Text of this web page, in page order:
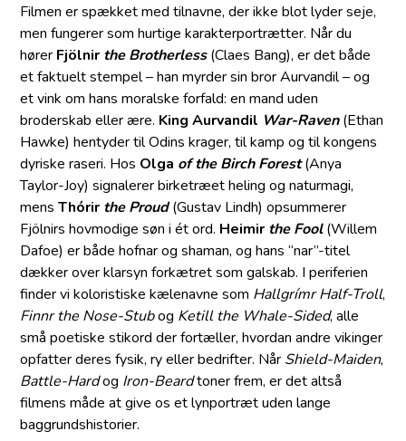
Filmen er spækket med tilnavne, der ikke blot lyder seje,
men fungerer som hurtige karakterportrætter. Når du
hører Fjölnir the Brotherless(Claes Bang), er det både
et faktuelt stempel – han myrder sin bror Aurvandil – og
et vink om hans moralske forfald: en mand uden
broderskab eller ære. King Aurvandil War-Raven(Ethan
Hawke) hentyder til Odins krager, til kamp og til kongens
dyriske raseri. Hos Olga of the Birch Forest(Anya
Taylor-Joy) signalerer birketræet heling og naturmagi,
mensThórir the Proud(Gustav Lindh) opsummerer
Fjölnirs hovmodige søn i ét ord. Heimir the Fool(Willem
Dafoe) er både hofnar og shaman, og hans “nar”-titel
dækker over klarsyn forkætret som galskab. I periferien
finder vi koloristiske kælenavne som Hallgrímr Half-Troll,
Finnr the Nose-Stubog Ketill the Whale-Sided, alle
små poetiske stikord der fortæller, hvordan andre vikinger
opfatter deres fysik, ry eller bedrifter. Når Shield-Maiden,
Battle-Hardog Iron-Beardtoner frem, er det altså
filmens måde at give os et lynportræt uden lange
baggrundshistorier.